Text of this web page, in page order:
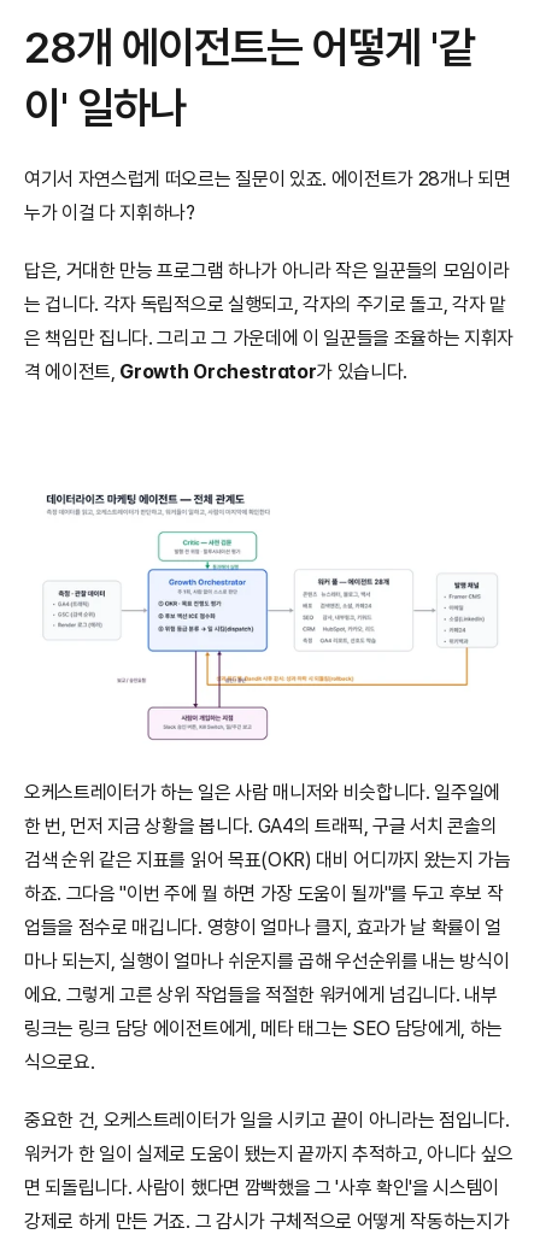
28개 에이전트는 어떻게 '같
이' 일하나
여기서 자연스럽게 떠오르는 질문이 있죠. 에이전트가 28개나 되면
누가 이걸 다 지휘하나?
답은, 거대한 만능 프로그램 하나가 아니라 작은 일꾼들의 모임이라
는 겁니다. 각자 독립적으로 실행되고, 각자의 주기로 돌고, 각자 맡
은 책임만 집니다. 그리고 그 가운데에 이 일꾼들을 조율하는 지휘자
격 에이전트, Growth Orchestrator가 있습니다.
오케스트레이터가 하는 일은 사람 매니저와 비슷합니다. 일주일에
한 번, 먼저 지금 상황을 봅니다. GA4의 트래픽, 구글 서치 콘솔의
검색 순위 같은 지표를 읽어 목표(OKR) 대비 어디까지 왔는지 가늠
하죠. 그다음 "이번 주에 뭘 하면 가장 도움이 될까"를 두고 후보 작
업들을 점수로 매깁니다. 영향이 얼마나 클지, 효과가 날 확률이 얼
마나 되는지, 실행이 얼마나 쉬운지를 곱해 우선순위를 내는 방식이
에요. 그렇게 고른 상위 작업들을 적절한 워커에게 넘깁니다. 내부
링크는 링크 담당 에이전트에게, 메타 태그는 SEO 담당에게, 하는
식으로요.
중요한 건, 오케스트레이터가 일을 시키고 끝이 아니라는 점입니다.
워커가 한 일이 실제로 도움이 됐는지 끝까지 추적하고, 아니다 싶으
면 되돌립니다. 사람이 했다면 깜빡했을 그 '사후 확인'을 시스템이
강제로 하게 만든 거죠. 그 감시가 구체적으로 어떻게 작동하는지가